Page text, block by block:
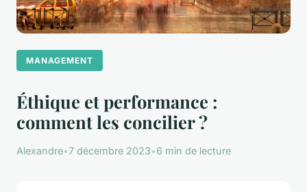
MANAGEMENT
Éthique et performance :
comment les concilier ?
Alexandre•7 décembre 2023•6 min de lecture